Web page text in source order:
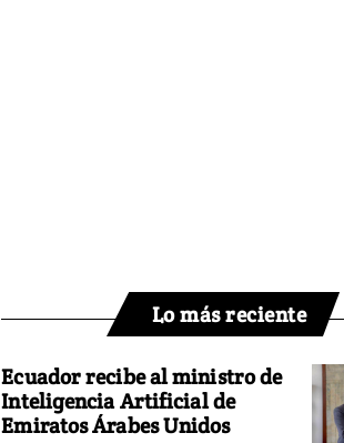
Lo más reciente
Ecuador recibe al ministro de
Inteligencia Artificial de
Emiratos Árabes Unidos